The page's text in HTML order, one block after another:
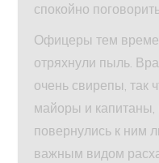
спокойно
Офицеры тем
отряхнули пыль.
очень свирепы, так
майоры и капитаны,
повернулись к ним
важным видом